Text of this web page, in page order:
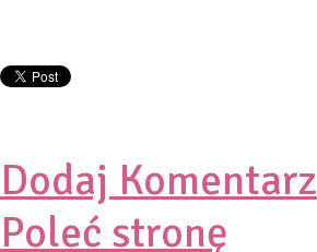
Dodaj Komentarz
Poleć stronę